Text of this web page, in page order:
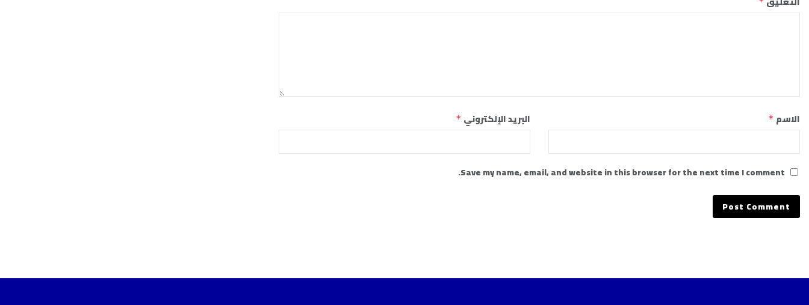
الاسم * البريد الإلكتروني *
Save my name, email, and website in this browser for the next time I comment.